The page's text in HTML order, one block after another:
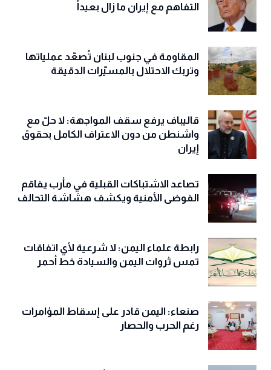
التفاهم مع إيران ما زال بعيداً
المقاومة في جنوب لبنان تُصعّد عملياتها
وتربك الاحتلال بالمسيّرات الدقيقة
قاليباف يرفع سقف المواجهة: لا حلّ مع
واشنطن من دون الاعتراف الكامل بحقوق
إيران
تصاعد الاشتباكات القبلية في مأرب يفاقم
الفوضى الأمنية ويكشف هشاشة التحالف
رابطة علماء اليمن: لا شرعية لأي اتفاقات
تمس ثروات اليمن والسيادة خط أحمر
صنعاء: اليمن قادر على إسقاط المؤامرات
رغم الحرب والحصار